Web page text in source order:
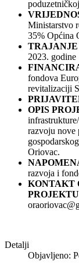
Ministarstvo
35% Općina
2023. godine
fondova
revitalizaciji
OPIS
razvoju nove
Oriovac.
razvoja i
KONTAKT
Detalji
Objavljeno: